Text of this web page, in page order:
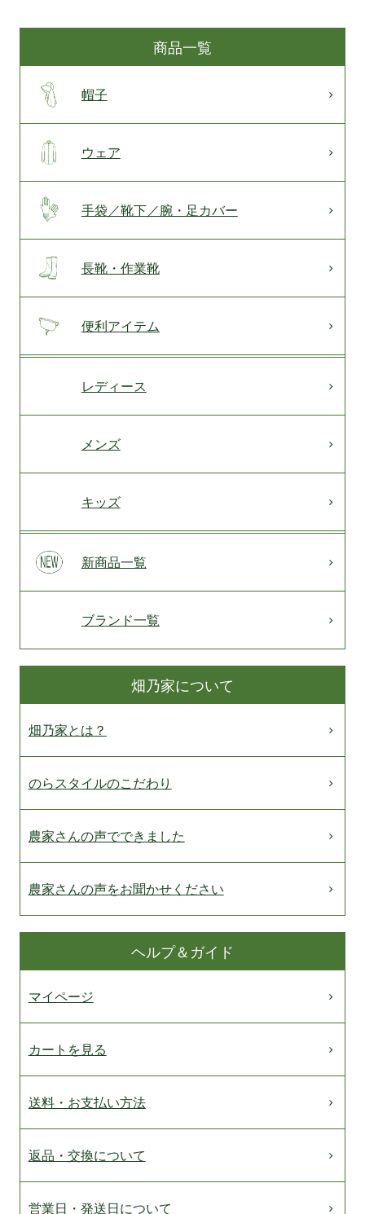
商品一覧
帽子
ウェア
手袋／靴下／腕・足カバー
長靴・作業靴
便利アイテム
レディース
メンズ
キッズ
新商品一覧
ブランド一覧
畑乃家について
畑乃家とは？
のらスタイルのこだわり
農家さんの声でできました
農家さんの声をお聞かせください
ヘルプ＆ガイド
マイページ
カートを見る
送料・お支払い方法
返品・交換について
営業日・発送日について